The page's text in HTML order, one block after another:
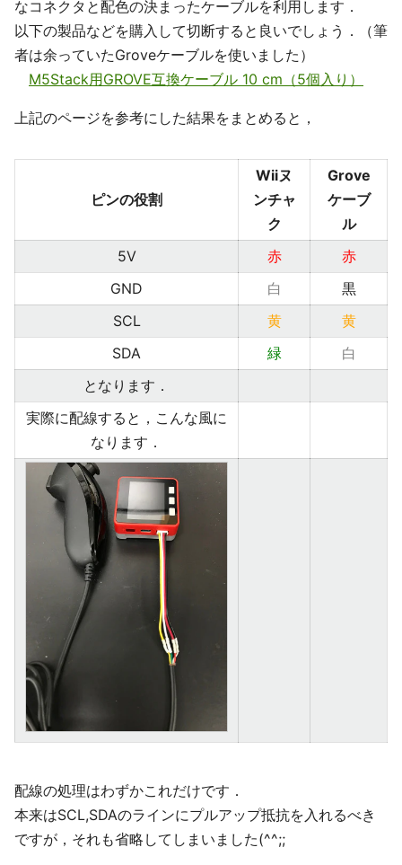
なコネクタと配色の決まったケーブルを利用します．
以下の製品などを購入して切断すると良いでしょう．（筆
者は余っていたGroveケーブルを使いました）
M5Stack用GROVE互換ケーブル 10 cm（5個入り）
上記のページを参考にした結果をまとめると，
ピンの役割
Wiiヌ
ンチャ
ク
Grove
ケーブ
ル
5V
赤
赤
GND
白
黒
SCL
黄
黄
SDA
緑
白
となります．
実際に配線すると，こんな風に
なります．
配線の処理はわずかこれだけです．
本来はSCL,SDAのラインにプルアップ抵抗を入れるべき
ですが，それも省略してしまいました(^^;;